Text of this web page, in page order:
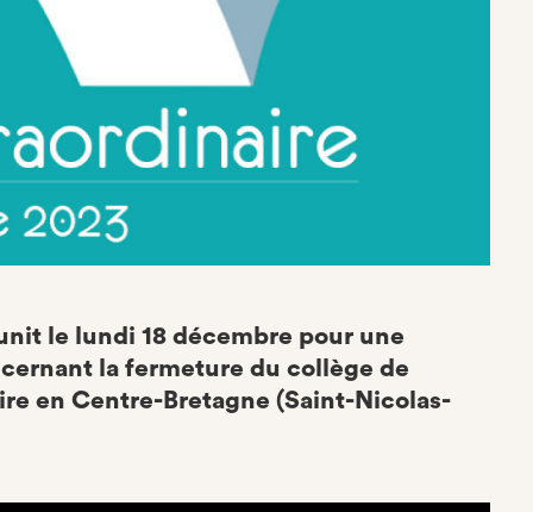
le lundi 18 décembre pour une
la fermeture du collège de
en Centre-Bretagne (Saint-Nicolas-